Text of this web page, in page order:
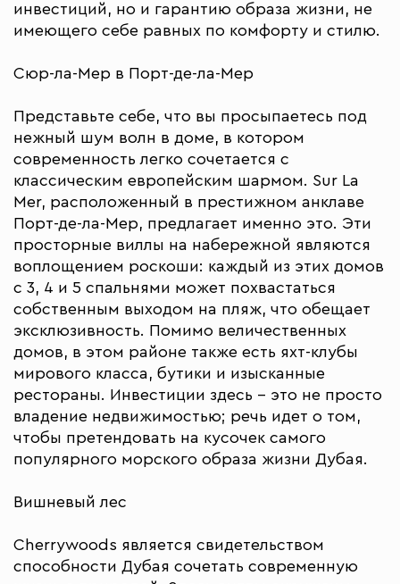
инвестиций, но и гарантию образа жизни, не
имеющего себе равных по комфорту и стилю.
Сюр-ла-Мер в Порт-де-ла-Мер
Представьте себе, что вы просыпаетесь под
нежный шум волн в доме, в котором
современность легко сочетается с
классическим европейским шармом. Sur La
Mer, расположенный в престижном анклаве
Порт-де-ла-Мер, предлагает именно это. Эти
просторные виллы на набережной являются
воплощением роскоши: каждый из этих домов
с 3, 4 и 5 спальнями может похвастаться
собственным выходом на пляж, что обещает
эксклюзивность. Помимо величественных
домов, в этом районе также есть яхт-клубы
мирового класса, бутики и изысканные
рестораны. Инвестиции здесь – это не просто
владение недвижимостью; речь идет о том,
чтобы претендовать на кусочек самого
популярного морского образа жизни Дубая.
Вишневый лес
Cherrywoods является свидетельством
способности Дубая сочетать современную